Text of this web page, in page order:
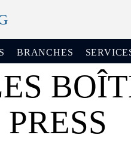
BRANCHES
PRESS